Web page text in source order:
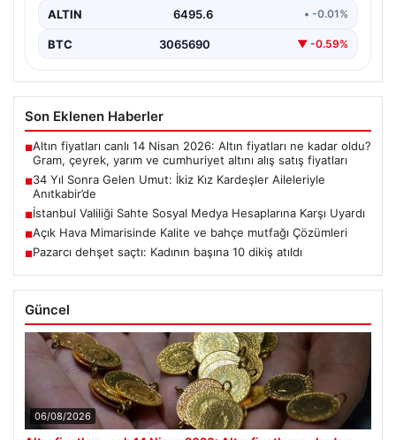
ALTIN 6495.6 • -0.01%
BTC 3065690 ▼ -0.59%
Son Eklenen Haberler
■Altın fiyatları canlı 14 Nisan 2026: Altın fiyatları ne kadar oldu?
Gram, çeyrek, yarım ve cumhuriyet altını alış satış fiyatları
■34 Yıl Sonra Gelen Umut: İkiz Kız Kardeşler Aileleriyle
Anıtkabir’de
■İstanbul Valiliği Sahte Sosyal Medya Hesaplarına Karşı Uyardı
■Açık Hava Mimarisinde Kalite ve bahçe mutfağı Çözümleri
■Pazarcı dehşet saçtı: Kadının başına 10 dikiş atıldı
Güncel
06/08/2026